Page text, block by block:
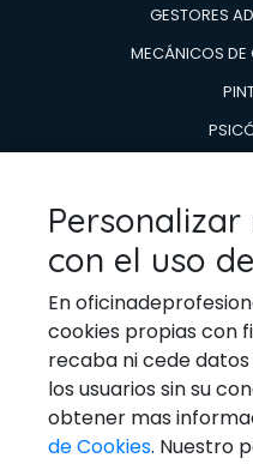
GESTORES
MECÁNICOS DE
TÉCNICOS
Ponerse
con el uso
En
cookies propias con
recaba ni cede
los usuarios sin su
obtener mas
de Cookies. Nuestro